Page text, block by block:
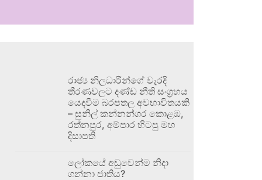
රාජ්‍ය නිලධාරීන්ගේ වැරදි
තීරණවලට දණ්ඩ නීති සංග්‍රහය
යෙදවීම බරපතල අවභාවිතයකි
– සුනිල් කන්නන්ගර කොළඹ,
රත්නපුර, අම්පාර හිටපු මහ
දිසාපති
ලෝකයේ අඩුවෙන්ම නිදා
ගන්නා ජාතිය?